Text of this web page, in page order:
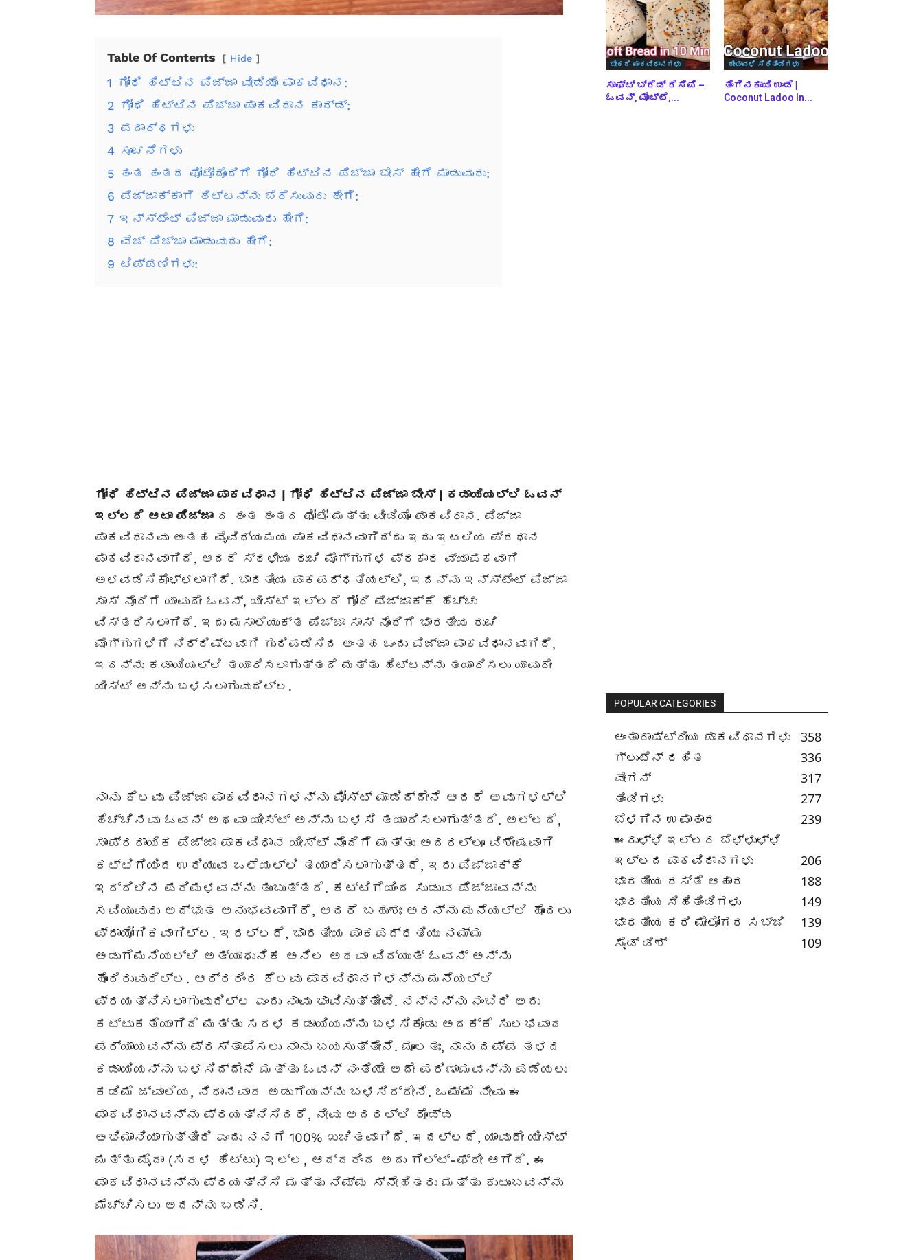
Table Of Contents Hide
1 ಗೋಧಿ ಹಿಟ್ಟಿನ ಪಿಜ್ಜಾ ವೀಡಿಯೊ ಪಾಕವಿಧಾನ:
2 ಗೋಧಿ ಹಿಟ್ಟಿನ ಪಿಜ್ಜಾ ಪಾಕವಿಧಾನ ಕಾರ್ಡ್:
3 ಪದಾರ್ಥಗಳು
4 ಸೂಚನೆಗಳು
5 ಹಂತ ಹಂತದ ಫೋಟೋದೊಂದಿಗೆ ಗೋಧಿ ಹಿಟ್ಟಿನ ಪಿಜ್ಜಾ ಬೇಸ್ ಹೇಗೆ ಮಾಡುವುದು:
6 ಪಿಜ್ಜಾಕ್ಕಾಗಿ ಹಿಟ್ಟನ್ನು ಬೆರೆಸುವುದು ಹೇಗೆ:
7 ಇನ್ಸ್ಟೆಂಟ್ ಪಿಜ್ಜಾ ಮಾಡುವುದು ಹೇಗೆ:
8 ವೆಜ್ ಪಿಜ್ಜಾ ಮಾಡುವುದು ಹೇಗೆ:
9 ಟಿಪ್ಪಣಿಗಳು:
ಗೋಧಿ ಹಿಟ್ಟಿನ ಪಿಜ್ಜಾ ಪಾಕವಿಧಾನ | ಗೋಧಿ ಹಿಟ್ಟಿನ ಪಿಜ್ಜಾ ಬೇಸ್ | ಕಡಾಯಿಯಲ್ಲಿ ಓವನ್
ಇಲ್ಲದೆ ಆಟಾ ಪಿಜ್ಜಾದ ಹಂತ ಹಂತದ ಫೋಟೋ ಮತ್ತು ವೀಡಿಯೊ ಪಾಕವಿಧಾನ. ಪಿಜ್ಜಾ
ಪಾಕವಿಧಾನವು ಅಂತಹ ವೈವಿಧ್ಯಮಯ ಪಾಕವಿಧಾನವಾಗಿದ್ದು ಇದು ಇಟಲಿಯ ಪ್ರಧಾನ
ಪಾಕವಿಧಾನವಾಗಿದೆ, ಆದರೆ ಸ್ಥಳೀಯ ರುಚಿ ಮೊಗ್ಗುಗಳ ಪ್ರಕಾರ ವ್ಯಾಪಕವಾಗಿ
ಅಳವಡಿಸಿಕೊಳ್ಳಲಾಗಿದೆ. ಭಾರತೀಯ ಪಾಕಪದ್ಧತಿಯಲ್ಲಿ, ಇದನ್ನು ಇನ್ಸ್ಟೆಂಟ್ ಪಿಜ್ಜಾ
ಸಾಸ್ ನೊಂದಿಗೆ ಯಾವುದೇ ಓವನ್, ಯೀಸ್ಟ್ ಇಲ್ಲದೆ ಗೋಧಿ ಪಿಜ್ಜಾಕ್ಕೆ ಹೆಚ್ಚು
ವಿಸ್ತರಿಸಲಾಗಿದೆ. ಇದು ಮಸಾಲೆಯುಕ್ತ ಪಿಜ್ಜಾ ಸಾಸ್ ನೊಂದಿಗೆ ಭಾರತೀಯ ರುಚಿ
ಮೊಗ್ಗುಗಳಿಗೆ ನಿರ್ದಿಷ್ಟವಾಗಿ ಗುರಿಪಡಿಸಿದ ಅಂತಹ ಒಂದು ಪಿಜ್ಜಾ ಪಾಕವಿಧಾನವಾಗಿದೆ,
ಇದನ್ನು ಕಡಾಯಿಯಲ್ಲಿ ತಯಾರಿಸಲಾಗುತ್ತದೆ ಮತ್ತು ಹಿಟ್ಟನ್ನು ತಯಾರಿಸಲು ಯಾವುದೇ
ಯೀಸ್ಟ್ ಅನ್ನು ಬಳಸಲಾಗುವುದಿಲ್ಲ.
ನಾನು ಕೆಲವು ಪಿಜ್ಜಾ ಪಾಕವಿಧಾನಗಳನ್ನು ಪೋಸ್ಟ್ ಮಾಡಿದ್ದೇನೆ ಆದರೆ ಅವುಗಳಲ್ಲಿ
ಹೆಚ್ಚಿನವು ಓವನ್ ಅಥವಾ ಯೀಸ್ಟ್ ಅನ್ನು ಬಳಸಿ ತಯಾರಿಸಲಾಗುತ್ತದೆ. ಅಲ್ಲದೆ,
ಸಾಂಪ್ರದಾಯಿಕ ಪಿಜ್ಜಾ ಪಾಕವಿಧಾನ ಯೀಸ್ಟ್ ನೊಂದಿಗೆ ಮತ್ತು ಅದರಲ್ಲೂ ವಿಶೇಷವಾಗಿ
ಕಟ್ಟಿಗೆಯಿಂದ ಉರಿಯುವ ಒಲೆಯಲ್ಲಿ ತಯಾರಿಸಲಾಗುತ್ತದೆ, ಇದು ಪಿಜ್ಜಾಕ್ಕೆ
ಇದ್ದಿಲಿನ ಪರಿಮಳವನ್ನು ತುಂಬುತ್ತದೆ. ಕಟ್ಟಿಗೆಯಿಂದ ಸುಡುವ ಪಿಜ್ಜಾವನ್ನು
ಸವಿಯುವುದು ಅದ್ಭುತ ಅನುಭವವಾಗಿದೆ, ಆದರೆ ಬಹುಶಃ ಅದನ್ನು ಮನೆಯಲ್ಲಿ ಹೊಂದಲು
ಪ್ರಾಯೋಗಿಕವಾಗಿಲ್ಲ. ಇದಲ್ಲದೆ, ಭಾರತೀಯ ಪಾಕಪದ್ಧತಿಯು ನಮ್ಮ
ಅಡುಗೆಮನೆಯಲ್ಲಿ ಅತ್ಯಾಧುನಿಕ ಅನಿಲ ಅಥವಾ ವಿದ್ಯುತ್ ಓವನ್ ಅನ್ನು
ಹೊಂದಿರುವುದಿಲ್ಲ. ಆದ್ದರಿಂದ ಕೆಲವು ಪಾಕವಿಧಾನಗಳನ್ನು ಮನೆಯಲ್ಲಿ
ಪ್ರಯತ್ನಿಸಲಾಗುವುದಿಲ್ಲ ಎಂದು ನಾವು ಭಾವಿಸುತ್ತೇವೆ. ನನ್ನನ್ನು ನಂಬಿರಿ ಅದು
ಕಟ್ಟುಕತೆಯಾಗಿದೆ ಮತ್ತು ಸರಳ ಕಡಾಯಿಯನ್ನು ಬಳಸಿಕೊಂಡು ಅದಕ್ಕೆ ಸುಲಭವಾದ
ಪರ್ಯಾಯವನ್ನು ಪ್ರಸ್ತಾಪಿಸಲು ನಾನು ಬಯಸುತ್ತೇನೆ. ಮೂಲತಃ, ನಾನು ದಪ್ಪ ತಳದ
ಕಡಾಯಿಯನ್ನು ಬಳಸಿದ್ದೇನೆ ಮತ್ತು ಓವನ್ ನಂತೆಯೇ ಅದೇ ಪರಿಣಾಮವನ್ನು ಪಡೆಯಲು
ಕಡಿಮೆ ಜ್ವಾಲೆಯ, ನಿಧಾನವಾದ ಅಡುಗೆಯನ್ನು ಬಳಸಿದ್ದೇನೆ. ಒಮ್ಮೆ ನೀವು ಈ
ಪಾಕವಿಧಾನವನ್ನು ಪ್ರಯತ್ನಿಸಿದರೆ, ನೀವು ಅದರಲ್ಲಿ ದೊಡ್ಡ
ಅಭಿಮಾನಿಯಾಗುತ್ತೀರಿ ಎಂದು ನನಗೆ 100% ಖಚಿತವಾಗಿದೆ. ಇದಲ್ಲದೆ, ಯಾವುದೇ ಯೀಸ್ಟ್
ಮತ್ತು ಮೈದಾ (ಸರಳ ಹಿಟ್ಟು) ಇಲ್ಲ, ಆದ್ದರಿಂದ ಅದು ಗಿಲ್ಟ್-ಫ್ರೀ ಆಗಿದೆ. ಈ
ಪಾಕವಿಧಾನವನ್ನು ಪ್ರಯತ್ನಿಸಿ ಮತ್ತು ನಿಮ್ಮ ಸ್ನೇಹಿತರು ಮತ್ತು ಕುಟುಂಬವನ್ನು
ಮೆಚ್ಚಿಸಲು ಅದನ್ನು ಬಡಿಸಿ.
ಬೇಕರಿ ಪಾಕವಿಧಾನಗಳು
ಸಾಫ್ಟ್ ಬ್ರೆಡ್ ರೆಸಿಪಿ –
ಓವನ್, ಮೊಟ್ಟೆ,...
ದೀಪಾವಳಿ ಸಿಹಿತಿಂಡಿಗಳು
ತೆಂಗಿನಕಾಯಿ ಉಂಡೆ |
Coconut Ladoo In...
POPULAR CATEGORIES
ಅಂತಾರಾಷ್ಟ್ರೀಯ ಪಾಕವಿಧಾನಗಳು
358
ಗ್ಲುಟೆನ್ ರಹಿತ
336
ವೇಗನ್
317
ತಿಂಡಿಗಳು
277
ಬೆಳಗಿನ ಉಪಾಹಾರ
239
ಈರುಳ್ಳಿ ಇಲ್ಲದ ಬೆಳ್ಳುಳ್ಳಿ
ಇಲ್ಲದ ಪಾಕವಿಧಾನಗಳು
206
ಭಾರತೀಯ ರಸ್ತೆ ಆಹಾರ
188
ಭಾರತೀಯ ಸಿಹಿತಿಂಡಿಗಳು
149
ಭಾರತೀಯ ಕರಿ ಮೇಲೋಗರ ಸಬ್ಜಿ
139
ಸೈಡ್ ಡಿಶ್
109